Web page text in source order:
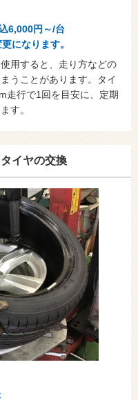
6,000円～/台
になります。
用すると、走り方などの
うことがあります。タイ
走行で1回を目安に、定期
す。
イヤの交換